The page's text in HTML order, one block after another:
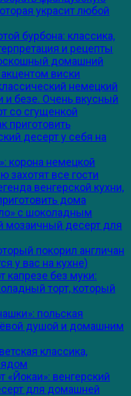
украсит любой
бурбона: классика,
и рецепты
домашний
виски
немецкий
и безе. Очень вкусный
со сгущенкой
приготовить
десерт у себя на
корона немецкой
захотят все гости
венгерской кухни,
дома
с шоколадным
мозаичный десерт для
покорил англичан
у вас на кухне)
капрезе без муки:
торт, который
польская
душой и домашним
классика,
«Йокаи»: венгерский
для домашней